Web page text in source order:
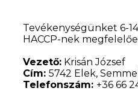
Tevékenységünket 6-
HACCP-nek
Vezető: Krisán József
Cím:5742 Elek,
Telefonszám:+36 66